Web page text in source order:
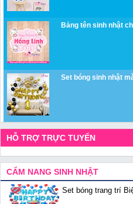
Bảng tên sinh nhật
Set bóng sinh nhật
HỖ TRỢ TRỰC TUYẾN
CẨM NANG SINH NHẬT
Set bóng trang trí